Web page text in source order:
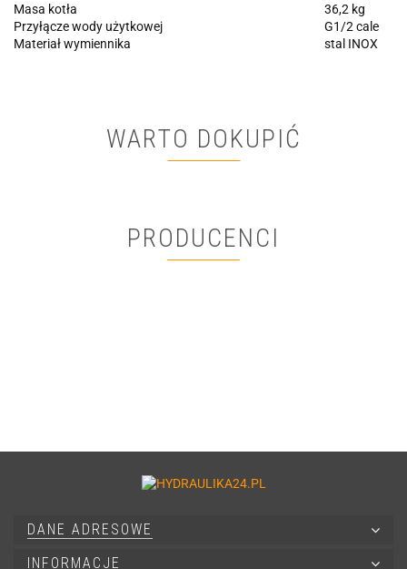
Masa kotła
36,2 kg
Przyłącze wody użytkowej
G1/2 cale
Materiał wymiennika
stal INOX
WARTO DOKUPIĆ
PRODUCENCI
DANE ADRESOWE
INFORMACJE